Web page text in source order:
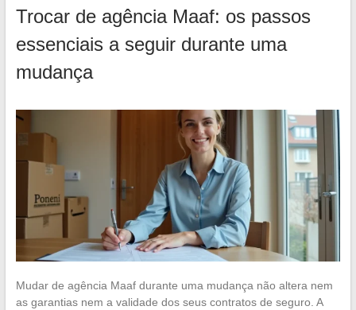
Trocar de agência Maaf: os passos
essenciais a seguir durante uma
mudança
Mudar de agência Maaf durante uma mudança não altera nem
as garantias nem a validade dos seus contratos de seguro. A